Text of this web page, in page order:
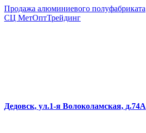
Продажа алюминиевого полуфабриката
СЦ МетОптТрейдинг
Дедовск, ул.1-я Волоколамская, д.74А